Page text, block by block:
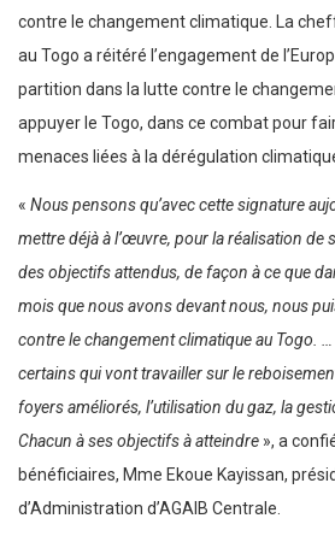
contre le changement climatique. La
au Togo a réitéré l’engagement de
partition dans la lutte contre le
appuyer le Togo, dans ce combat pour
menaces liées à la dérégulation
« Nous pensons qu’avec cette signature
mettre déjà à l’œuvre, pour la réalisation de
des objectifs attendus, de façon à ce que
mois que nous avons devant nous, nous
contre le changement climatique au Togo.
certains qui vont travailler sur le
foyers améliorés, l’utilisation du gaz, la
Chacun à ses objectifs à atteindre », a
bénéficiaires, Mme Ekoue Kayissan,
d’Administration d’AGAIB Centrale.